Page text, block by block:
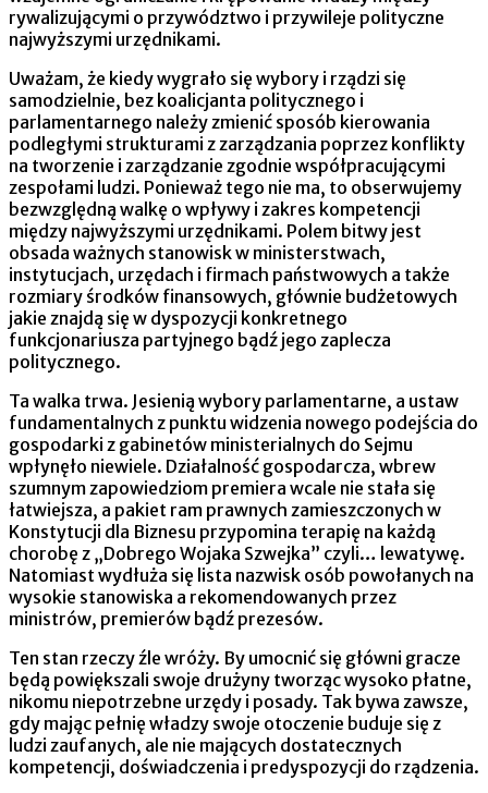
rywalizującymi o przywództwo i przywileje polityczne
najwyższymi urzędnikami.
Uważam, że kiedy wygrało się wybory i rządzi się
samodzielnie, bez koalicjanta politycznego i
parlamentarnego należy zmienić sposób kierowania
podległymi strukturami z zarządzania poprzez konflikty
na tworzenie i zarządzanie zgodnie współpracującymi
zespołami ludzi. Ponieważ tego nie ma, to obserwujemy
bezwzględną walkę o wpływy i zakres kompetencji
między najwyższymi urzędnikami. Polem bitwy jest
obsada ważnych stanowisk w ministerstwach,
instytucjach, urzędach i firmach państwowych a także
rozmiary środków finansowych, głównie budżetowych
jakie znajdą się w dyspozycji konkretnego
funkcjonariusza partyjnego bądź jego zaplecza
politycznego.
Ta walka trwa. Jesienią wybory parlamentarne, a ustaw
fundamentalnych z punktu widzenia nowego podejścia do
gospodarki z gabinetów ministerialnych do Sejmu
wpłynęło niewiele. Działalność gospodarcza, wbrew
szumnym zapowiedziom premiera wcale nie stała się
łatwiejsza, a pakiet ram prawnych zamieszczonych w
Konstytucji dla Biznesu przypomina terapię na każdą
chorobę z „Dobrego Wojaka Szwejka” czyli… lewatywę.
Natomiast wydłuża się lista nazwisk osób powołanych na
wysokie stanowiska a rekomendowanych przez
ministrów, premierów bądź prezesów.
Ten stan rzeczy źle wróży. By umocnić się główni gracze
będą powiększali swoje drużyny tworząc wysoko płatne,
nikomu niepotrzebne urzędy i posady. Tak bywa zawsze,
gdy mając pełnię władzy swoje otoczenie buduje się z
ludzi zaufanych, ale nie mających dostatecznych
kompetencji, doświadczenia i predyspozycji do rządzenia.